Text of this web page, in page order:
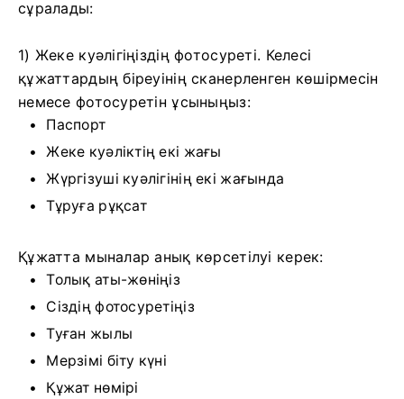
сұралады:
1) Жеке куәлігіңіздің фотосуреті. Келесі
құжаттардың біреуінің сканерленген көшірмесін
немесе фотосуретін ұсыныңыз:
Паспорт
Жеке куәліктің екі жағы
Жүргізуші куәлігінің екі жағында
Тұруға рұқсат
Құжатта мыналар анық көрсетілуі керек:
Толық аты-жөніңіз
Сіздің фотосуретіңіз
Туған жылы
Мерзімі біту күні
Құжат нөмірі